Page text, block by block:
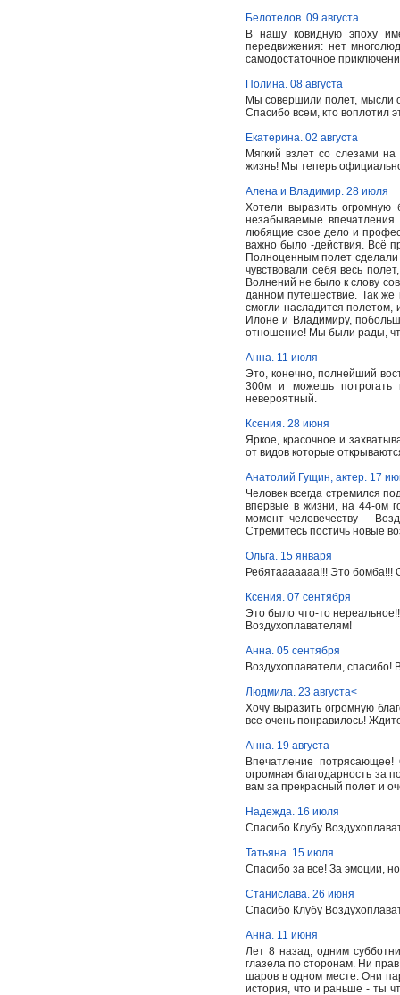
Белотелов. 09 августа
В нашу ковидную эпоху
передвижения: нет
самодостаточное
Полина. 08 августа
Мы совершили полет, мысли
Спасибо всем, кто воплотил
Екатерина. 02 августа
Мягкий взлет со слезами
жизнь! Мы теперь
Алена и Владимир. 28 июля
Хотели выразить огромную
незабываемые
любящие свое дело и
важно было -действия. Всё
Полноценным полет
чувствовали себя весь
Волнений не было к слову
данном путешествие. Так
смогли насладится
Илоне и Владимиру,
отношение! Мы были рады,
Анна. 11 июля
Это, конечно, полнейший
300м и можешь потрогать
невероятный.
Ксения. 28 июня
Яркое, красочное и
от видов которые
Анатолий Гущин, актер. 17
Человек всегда стремился
впервые в жизни, на 44-ом
момент человечеству –
Стремитесь постичь новые
Ольга. 15 января
Ребятааааааа!!! Это
Ксения. 07 сентября
Это было что-то
Воздухоплавателям!
Анна. 05 сентября
Воздухоплаватели, спасибо!
Людмила. 23 августа<
Хочу выразить огромную
все очень понравилось!
Анна. 19 августа
Впечатление
огромная благодарность за
вам за прекрасный полет и
Надежда. 16 июля
Спасибо Клубу
Татьяна. 15 июля
Спасибо за все! За эмоции,
Станислава. 26 июня
Спасибо Клубу
Анна. 11 июня
Лет 8 назад, одним
глазела по сторонам. Ни
шаров в одном месте. Они
история, что и раньше - ты